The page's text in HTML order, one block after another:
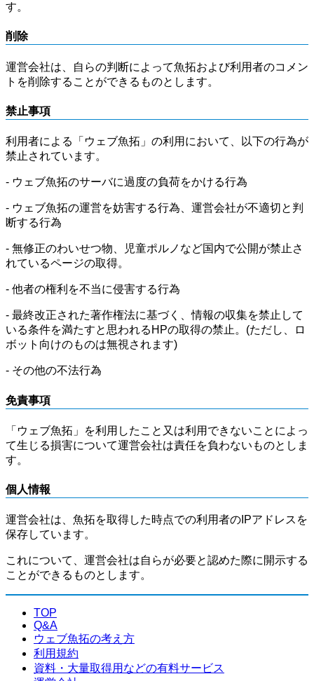
す。
削除
運営会社は、自らの判断によって魚拓および利用者のコメン
トを削除することができるものとします。
禁止事項
利用者による「ウェブ魚拓」の利用において、以下の行為が
禁止されています。
- ウェブ魚拓のサーバに過度の負荷をかける行為
- ウェブ魚拓の運営を妨害する行為、運営会社が不適切と判
断する行為
- 無修正のわいせつ物、児童ポルノなど国内で公開が禁止さ
れているページの取得。
- 他者の権利を不当に侵害する行為
- 最終改正された著作権法に基づく、情報の収集を禁止して
いる条件を満たすと思われるHPの取得の禁止。(ただし、ロ
ボット向けのものは無視されます)
- その他の不法行為
免責事項
「ウェブ魚拓」を利用したこと又は利用できないことによっ
て生じる損害について運営会社は責任を負わないものとしま
す。
個人情報
運営会社は、魚拓を取得した時点での利用者のIPアドレスを
保存しています。
これについて、運営会社は自らが必要と認めた際に開示する
ことができるものとします。
TOP
Q&A
ウェブ魚拓の考え方
利用規約
資料・大量取得用などの有料サービス